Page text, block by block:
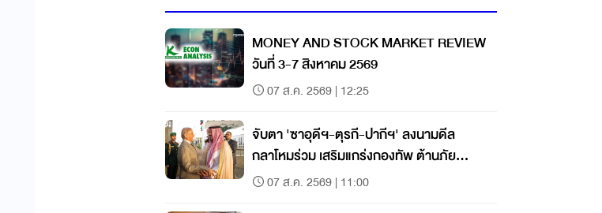
MONEY AND STOCK MARKET REVIEW
วันที่ 3-7 สิงหาคม 2569
07 ส.ค. 2569 | 12:25
จับตา 'ซาอุดีฯ-ตุรกี-ปากีฯ' ลงนามดีล
กลาโหมร่วม เสริมแกร่งกองทัพ ต้านภัย
คุกคาม
07 ส.ค. 2569 | 11:00